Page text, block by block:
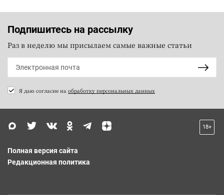
Подпишитесь на рассылку
Раз в неделю мы присылаем самые важные статьи
Я даю согласие на обработку персональных данных
18+
Полная версия сайта
Редакционная политика